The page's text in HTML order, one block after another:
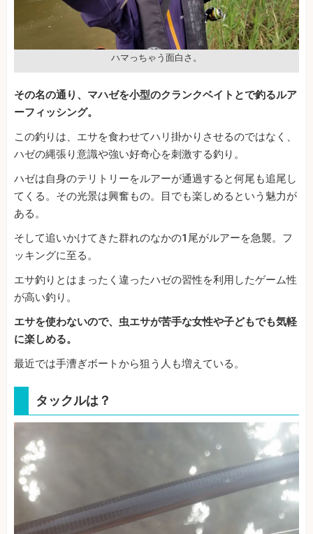
ハマっちゃう面白さ。
その名の通り、マハゼを小型のクランクベイトとで釣るルア
ーフィッシング。
この釣りは、エサを食わせてハリ掛かりさせるのではなく、
ハゼの縄張り意識や強い好奇心を刺激する釣り。
ハゼは自身のテリトリーをルアーが通過すると何尾も追尾し
てくる。その光景は興奮もの。目でも楽しめるという魅力が
ある。
そして追いかけてきた群れのなかの1尾がルアーを急襲。フ
ッキングに至る。
エサ釣りとはまったく違ったハゼの習性を利用したゲーム性
が高い釣り。
エサを使わないので、虫エサが苦手な女性や子どもでも気軽
に楽しめる。
最近では手漕ぎボートから狙う人も増えている。
タックルは？